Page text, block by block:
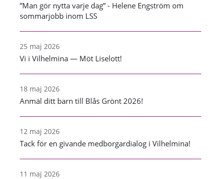
”Man gör nytta varje dag” - Helene Engström om
sommarjobb inom LSS
25 maj 2026
Vi i Vilhelmina — Möt Liselott!
18 maj 2026
Anmäl ditt barn till Blås Grönt 2026!
12 maj 2026
Tack för en givande medborgardialog i Vilhelmina!
11 maj 2026